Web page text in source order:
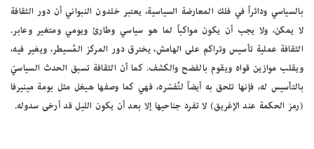
بالسياسي ودائراً في فلك المعارضة السياسية، يعتبر خلدون النبواني أن دور الثقافة
لا يمكن، ولا يجب أن يكون مواكباً لما هو سياسي وطارئ ويومي ومتغير وعابر.
الثقافة عملية تأسيس وتراكم على الهامش، يخترق دور المركز المُسيطر، ويغير فيه،
ويقلب موازين قواه ويقوم بالفضح والكشف. كما أن الثقافة تسبق الحدث السياسيّ
بالتأسيس له، فإنها تلحق به أيضاً لتُفسّره، فهي كما وصفها هيغل مثل بومة مينيرفا
(رمز الحكمة عند الإغريق) لا تفرد جناحيها إلا بعد أن يكون الليل قد أرخى سدوله.